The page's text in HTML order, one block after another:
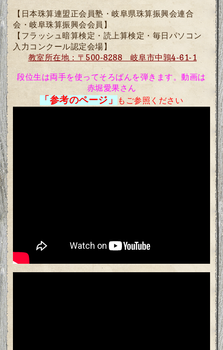
【日本珠算連盟正会員塾・岐阜県珠算振興会連合
会・岐阜珠算振興会会員 】
【フラッシュ暗算検定・読上算検定・毎日パソコン
入力コンクール認定会場】
教室所在地：〒500-8288 岐阜市中鶉4-61-1
段位生は両手を使ってそろばんを弾きます。動画は
赤堀愛果さん
「参考のページ」 もご参照ください